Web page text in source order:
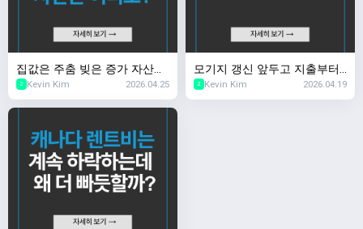
집값은 주춤 빚은 증가 자산은
어디로?
2 Kevin Kim 2026.04.25
모기지 갱신 앞두고 지출부터
줄인다
2 Kevin Kim 2026.04.19